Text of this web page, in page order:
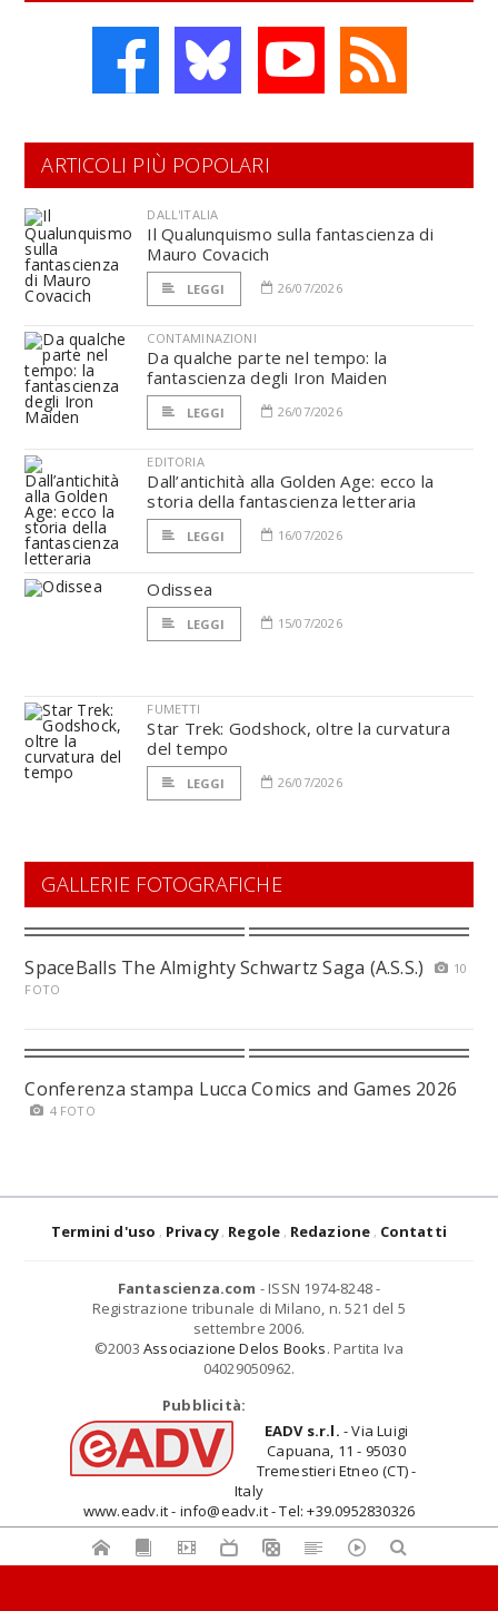
ARTICOLI PIÙ POPOLARI
DALL'ITALIA
Il Qualunquismo sulla fantascienza di
Mauro Covacich
LEGGI 26/07/2026
CONTAMINAZIONI
Da qualche parte nel tempo: la
fantascienza degli Iron Maiden
LEGGI 26/07/2026
EDITORIA
Dall’antichità alla Golden Age: ecco la
storia della fantascienza letteraria
LEGGI 16/07/2026
Odissea
LEGGI 15/07/2026
FUMETTI
Star Trek: Godshock, oltre la curvatura
del tempo
LEGGI 26/07/2026
GALLERIE FOTOGRAFICHE
SpaceBalls The Almighty Schwartz Saga (A.S.S.)
10
FOTO
Conferenza stampa Lucca Comics and Games 2026
4 FOTO
Termini d'uso Privacy Regole Redazione Contatti
Fantascienza.com - ISSN 1974-8248 -
Registrazione tribunale di Milano, n. 521 del 5
settembre 2006.
©2003 Associazione Delos Books. Partita Iva
04029050962.
Pubblicità:
EADV s.r.l. - Via Luigi
Capuana, 11 - 95030
Tremestieri Etneo (CT) -
Italy
www.eadv.it - info@eadv.it - Tel: +39.0952830326